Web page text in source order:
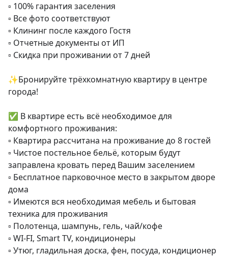
▫️ 100% гарантия заселения
▫️ Все фото соответствуют
▫️ Клининг после каждого Гостя
▫️ Отчетные документы от ИП
▫️ Скидка при проживании от 7 дней
✨Бронируйте трёхкомнатную квартиру в центре
города!
✅ В квартире есть всё необходимое для
комфортного проживания:
▫️ Квартира рассчитана на проживание до 8 гостей
▫️ Чистое постельное бельё, которым будут
заправлена кровать перед Вашим заселением
▫️ Бесплатное парковочное место в закрытом дворе
дома
▫️ Имеются вся необходимая мебель и бытовая
техника для проживания
▫️ Полотенца, шампунь, гель, чай/кофе
▫️ WI-FI, Smart TV, кондиционеры
▫️ Утюг, гладильная доска, фен, посуда, кондиционер